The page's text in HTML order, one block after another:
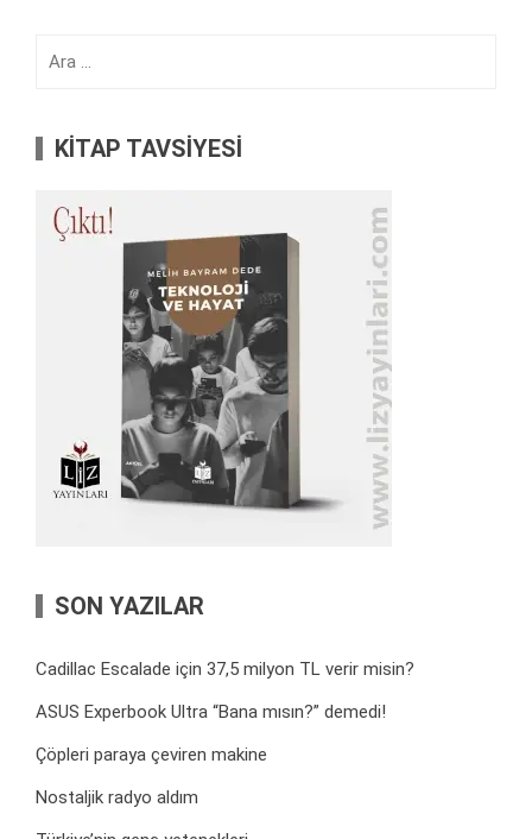
KİTAP TAVSİYESİ
SON YAZILAR
Cadillac Escalade için 37,5 milyon TL verir misin?
ASUS Experbook Ultra “Bana mısın?” demedi!
Çöpleri paraya çeviren makine
Nostaljik radyo aldım